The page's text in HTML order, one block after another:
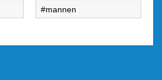
mannen